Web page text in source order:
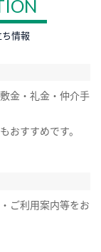
情報
金・礼金・仲介手
おすすめです。
ご利用案内等をお